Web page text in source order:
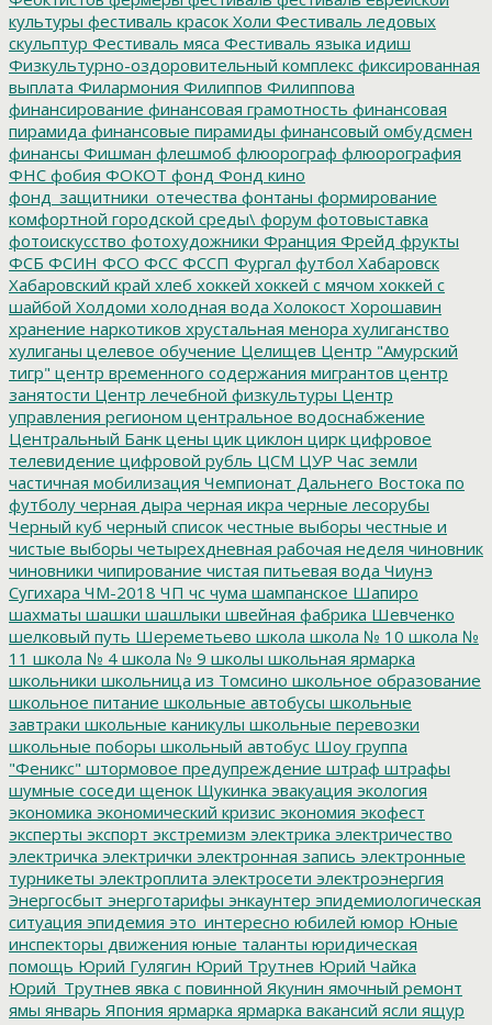
культуры фестиваль красок Холи Фестиваль ледовых
скульптур Фестиваль мяса Фестиваль языка идиш
Физкультурно-оздоровительный комплекс фиксированная
выплата Филармония Филиппов Филиппова
финансирование финансовая грамотность финансовая
пирамида финансовые пирамиды финансовый омбудсмен
финансы Фишман флешмоб флюорограф флюорография
ФНС фобия ФОКОТ фонд Фонд кино
фонд_защитники_отечества фонтаны формирование
комфортной городской среды\ форум фотовыставка
фотоискусство фотохудожники Франция Фрейд фрукты
ФСБ ФСИН ФСО ФСС ФССП Фургал футбол Хабаровск
Хабаровский край хлеб хоккей хоккей с мячом хоккей с
шайбой Холдоми холодная вода Холокост Хорошавин
хранение наркотиков хрустальная менора хулиганство
хулиганы целевое обучение Целищев Центр "Амурский
тигр" центр временного содержания мигрантов центр
занятости Центр лечебной физкультуры Центр
управления регионом центральное водоснабжение
Центральный Банк цены цик циклон цирк цифровое
телевидение цифровой рубль ЦСМ ЦУР Час земли
частичная мобилизация Чемпионат Дальнего Востока по
футболу черная дыра черная икра черные лесорубы
Черный куб черный список честные выборы честные и
чистые выборы четырехдневная рабочая неделя чиновник
чиновники чипирование чистая питьевая вода Чиунэ
Сугихара ЧМ-2018 ЧП чс чума шампанское Шапиро
шахматы шашки шашлыки швейная фабрика Шевченко
шелковый путь Шереметьево школа школа № 10 школа №
11 школа № 4 школа № 9 школы школьная ярмарка
школьники школьница из Томсино школьное образование
школьное питание школьные автобусы школьные
завтраки школьные каникулы школьные перевозки
школьные поборы школьный автобус Шоу группа
"Феникс" штормовое предупреждение штраф штрафы
шумные соседи щенок Щукинка эвакуация экология
экономика экономический кризис экономия экофест
эксперты экспорт экстремизм электрика электричество
электричка электрички электронная запись электронные
турникеты электроплита электросети электроэнергия
Энергосбыт энерготарифы энкаунтер эпидемиологическая
ситуация эпидемия это_интересно юбилей юмор Юные
инспекторы движения юные таланты юридическая
помощь Юрий Гулягин Юрий Трутнев Юрий Чайка
Юрий_Трутнев явка с повинной Якунин ямочный ремонт
ямы январь Япония ярмарка ярмарка вакансий ясли ящур